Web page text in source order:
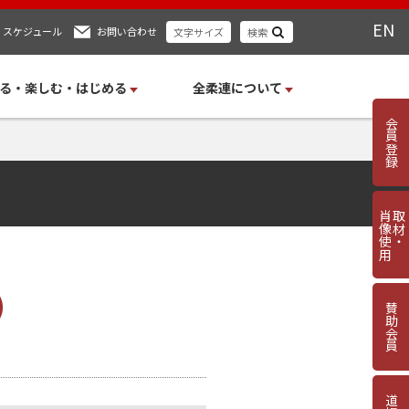
スケジュール お問い合わせ 文字サイズ 検索 EN
・楽しむ・はじめる 全柔連について
会員登録
取材・
肖像使用
賛助会員